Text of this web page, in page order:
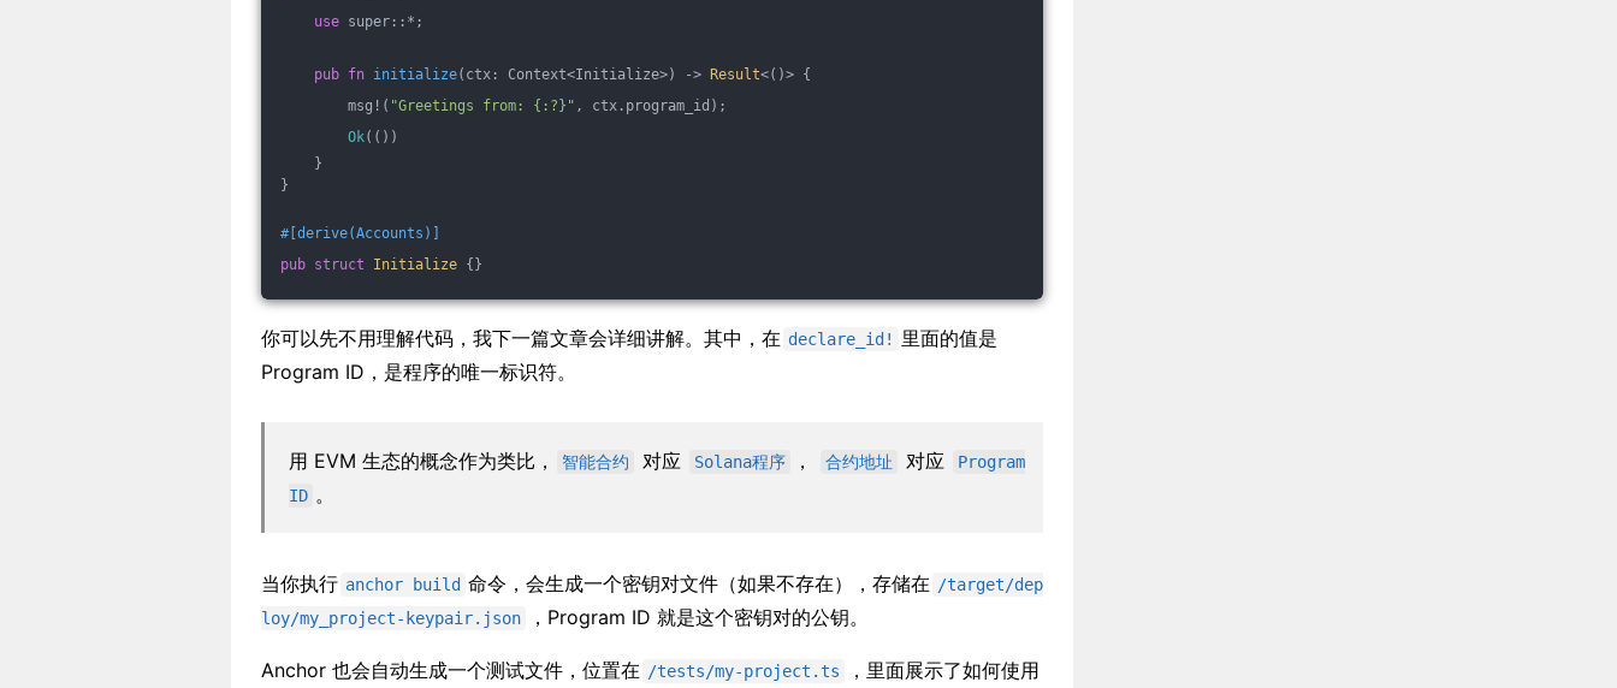
use super::*;
pub fn initialize(ctx: Context<Initialize>) -> Result<()> {
msg!( "Greetings from: {:?}" , ctx.program_id);
Ok(())
}
}
#[derive(Accounts)]
pub struct Initialize {}
你可以先不用理解代码，我下一篇文章会详细讲解。其中，在 declare_id!
里面的值是
Program ID，是程序的唯一标识符。
用 EVM 生态的概念作为类比， 智能合约 对应 Solana程序 ， 合约地址 对应
Program
ID 。
当你执行 anchor build 命令，会生成一个密钥对文件（如果不存在），存储在 /target/dep
loy/my_project-keypair.json
，Program ID 就是这个密钥对的公钥。
Anchor 也会自动生成一个测试文件，位置在 /tests/my-project.ts
，里面展示了如何使用